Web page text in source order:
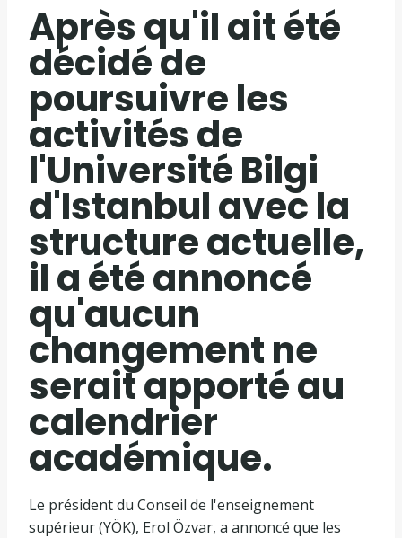
Après qu'il ait été
décidé de
poursuivre les
activités de
l'Université Bilgi
d'Istanbul avec la
structure actuelle,
il a été annoncé
qu'aucun
changement ne
serait apporté au
calendrier
académique.
Le président du Conseil de l'enseignement
supérieur (YÖK), Erol Özvar, a annoncé que les